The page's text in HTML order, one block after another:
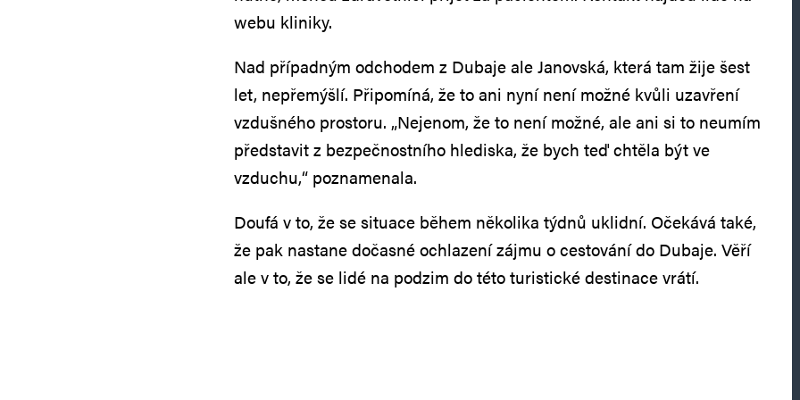
webu kliniky.
Nad případným odchodem z Dubaje ale Janovská, která tam žije šest
let, nepřemýšlí. Připomíná, že to ani nyní není možné kvůli uzavření
vzdušného prostoru. „Nejenom, že to není možné, ale ani si to neumím
představit z bezpečnostního hlediska, že bych teď chtěla být ve
vzduchu,“ poznamenala.
Doufá v to, že se situace během několika týdnů uklidní. Očekává také,
že pak nastane dočasné ochlazení zájmu o cestování do Dubaje. Věří
ale v to, že se lidé na podzim do této turistické destinace vrátí.